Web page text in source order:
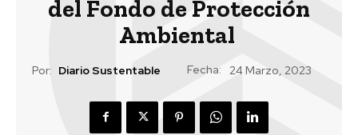
del Fondo de Protección
Ambiental
Por: Diario Sustentable Fecha: 24 Marzo, 2023